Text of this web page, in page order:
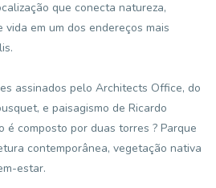
que conecta natureza,
em um dos endereços mais
assinados pelo Architects Office, do
e paisagismo de Ricardo
é composto por duas torres ? Parque
contemporânea, vegetação nativa
estar.